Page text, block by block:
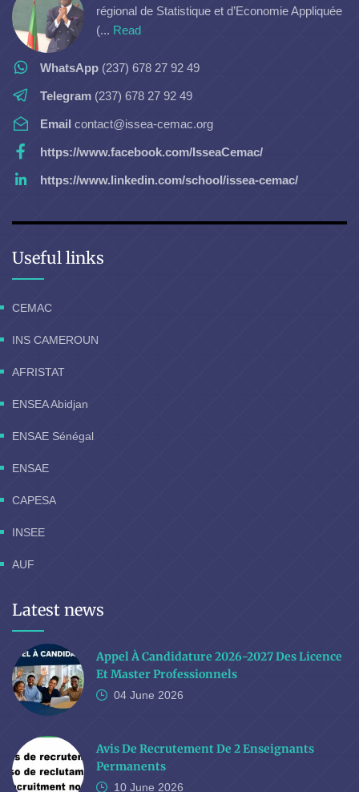
régional de Statistique et d’Economie Appliquée
(... Read
WhatsApp (237) 678 27 92 49
Telegram (237) 678 27 92 49
Email contact@issea-cemac.org
https://www.facebook.com/IsseaCemac/
https://www.linkedin.com/school/issea-cemac/
Useful links
CEMAC
INS CAMEROUN
AFRISTAT
ENSEA Abidjan
ENSAE Sénégal
ENSAE
CAPESA
INSEE
AUF
Latest news
Appel À Candidature 2026-2027 Des Licence
Et Master Professionnels
04 June 2026
Avis De Recrutement De 2 Enseignants
Permanents
10 June 2026